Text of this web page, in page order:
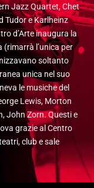
Jazz Quartet, Chet
Tudor e Karlheinz
d’Arte inaugura la
l’unica per
soltanto
unica nel suo
le musiche del
Lewis, Morton
John Zorn. Questi e
grazie al Centro
club e sale